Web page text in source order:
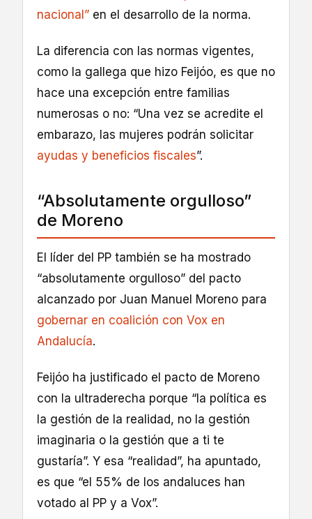
nacional” en el desarrollo de la norma.
La diferencia con las normas vigentes,
como la gallega que hizo Feijóo, es que no
hace una excepción entre familias
numerosas o no: “Una vez se acredite el
embarazo, las mujeres podrán solicitar
ayudas y beneficios fiscales”.
“Absolutamente orgulloso”
de Moreno
El líder del PP también se ha mostrado
“absolutamente orgulloso” del pacto
alcanzado por Juan Manuel Moreno para
gobernar en coalición con Vox en
Andalucía.
Feijóo ha justificado el pacto de Moreno
con la ultraderecha porque “la política es
la gestión de la realidad, no la gestión
imaginaria o la gestión que a ti te
gustaría”. Y esa “realidad”, ha apuntado,
es que “el 55% de los andaluces han
votado al PP y a Vox”.